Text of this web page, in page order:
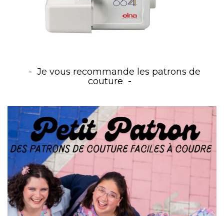
Je vous recommande les patrons de
couture